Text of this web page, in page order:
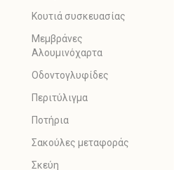
Κουτιά συσκευασίας
Μεμβράνες
Αλουμινόχαρτα
Οδοντογλυφίδες
Περιτύλιγμα
Ποτήρια
Σακούλες μεταφοράς
Σκεύη